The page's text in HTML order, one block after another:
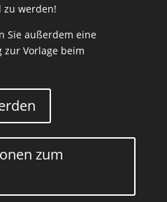
zu werden!
Sie außerdem eine
Vorlage beim
zum